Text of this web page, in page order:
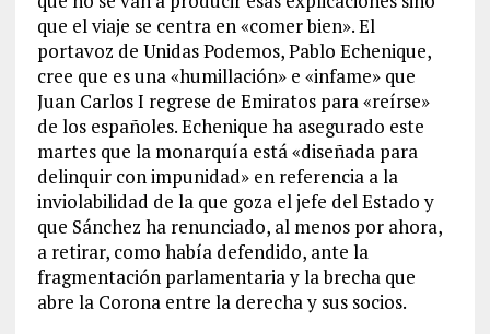
que el viaje se centra en «comer bien». El
portavoz de Unidas Podemos, Pablo Echenique,
cree que es una «humillación» e «infame» que
Juan Carlos I regrese de Emiratos para «reírse»
de los españoles. Echenique ha asegurado este
martes que la monarquía está «diseñada para
delinquir con impunidad» en referencia a la
inviolabilidad de la que goza el jefe del Estado y
que Sánchez ha renunciado, al menos por ahora,
a retirar, como había defendido, ante la
fragmentación parlamentaria y la brecha que
abre la Corona entre la derecha y sus socios.